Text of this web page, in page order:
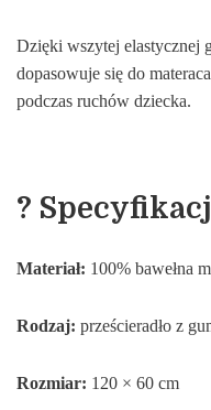
Dzięki wszytej elastycznej
dopasowuje się do
podczas ruchów dziecka.
?
Materiał: 100% bawełna
Rodzaj: prześcieradło z
Rozmiar: 120 × 60 cm